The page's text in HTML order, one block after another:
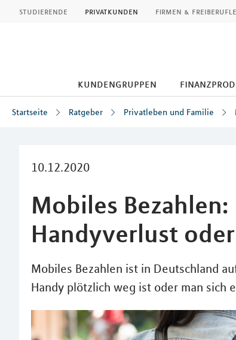
studierende privatkunden firmen &
kundengruppen
Startseite Ratgeber Privatleben und Familie
10.12.2020
Mobiles
Handyverlust
Mobiles Bezahlen ist in Deutschland
Handy plötzlich weg ist oder man sich